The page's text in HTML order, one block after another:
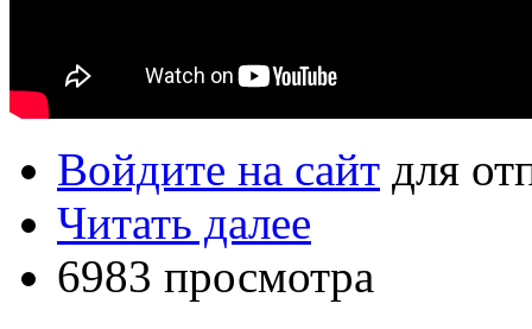
Войдите на сайт для
Читать далее
6983 просмотра